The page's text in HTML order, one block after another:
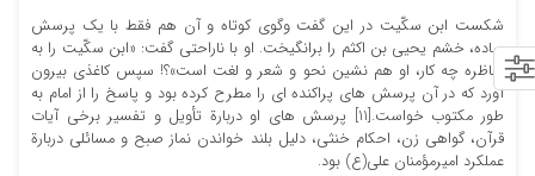
شکست ابن سکّیت در این گفت وگوی کوتاه و آن هم فقط با یک پرسش
ساده، خشم یحیی بن اکثم را برانگیخت. او با ناراحتی گفت: «ابن سکّیت را به
مناظره چه کار، او هم نشین نحو و شعر و لغت است»؟! سپس کاغذی بیرون
آورد که در آن پرسش های پراکنده ای را مطرح کرده بود و پاسخ را از امام به
طور مکتوب خواست.[11] پرسش های او دربارة تأویل و تفسیر برخی آیات
قرآن، گواهی زن، احکام خنثی، دلیل بلند خواندن نماز صبح و مسائلی دربارة
عملکرد امیرمؤمنان علی(ع) بود.